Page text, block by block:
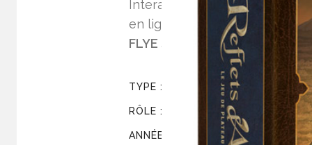
Interactif-Numérique), aide
en ligne pour les joueurs, en
FLYE SAINTE MARIE
au
TYPE : Communication Globale
RÔLE : Directeur Artistique,
ANNÉES : 2015 / 2023